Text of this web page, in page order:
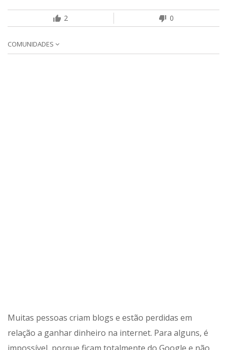
2 0
COMUNIDADES
Muitas pessoas criam blogs e estão perdidas em
relação a ganhar dinheiro na internet. Para alguns, é